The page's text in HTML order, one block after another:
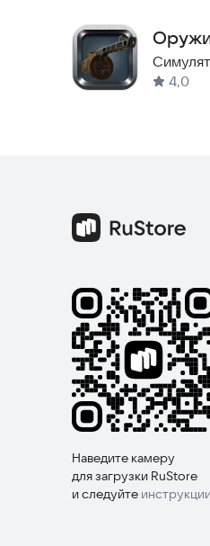
- Масса
- Диаметр
- Тираж
- Аверс
- Реверс
- Монетный двор
- Гурт
- Дата выпуска
- Описание
4,0
Наведите камеру
для загрузки RuStore
и следуйте инструкции